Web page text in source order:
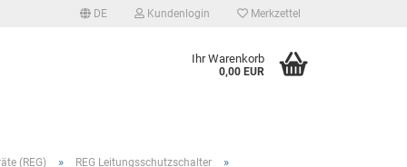
DE Kundenlogin Merkzettel
Ihr Warenkorb
0,00 EUR
(REG) » REG Leitungsschutzschalter »